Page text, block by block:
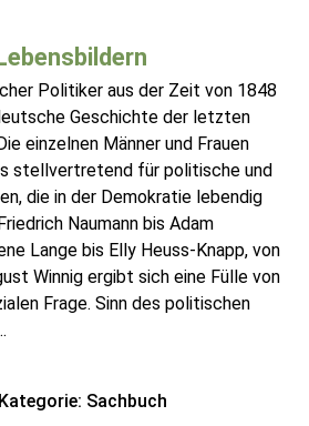
Politiker aus der Zeit von 1848
Geschichte der letzten
einzelnen Männer und Frauen
stellvertretend für politische und
die in der Demokratie lebendig
Naumann bis Adam
Lange bis Elly Heuss-Knapp, von
Winnig ergibt sich eine Fülle von
Frage. Sinn des politischen
Sachbuch